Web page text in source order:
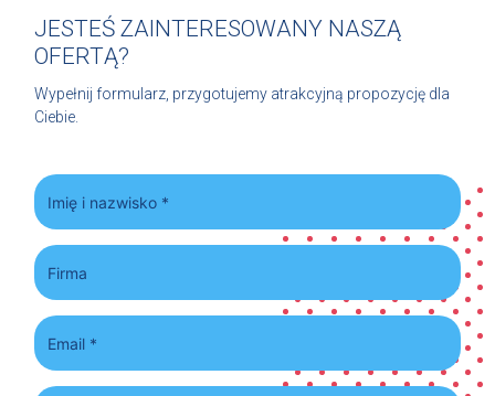
JESTEŚ ZAINTERESOWANY NASZĄ
OFERTĄ?
Wypełnij formularz, przygotujemy atrakcyjną propozycję dla
Ciebie.